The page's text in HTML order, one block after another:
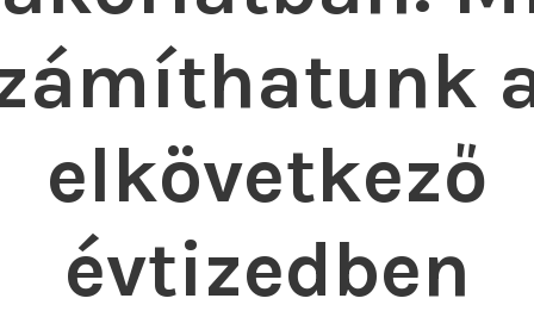
elkövetkező
évtizedben